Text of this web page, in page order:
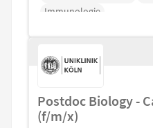
Immunologie
Postdoc Biology -
(f/m/x)